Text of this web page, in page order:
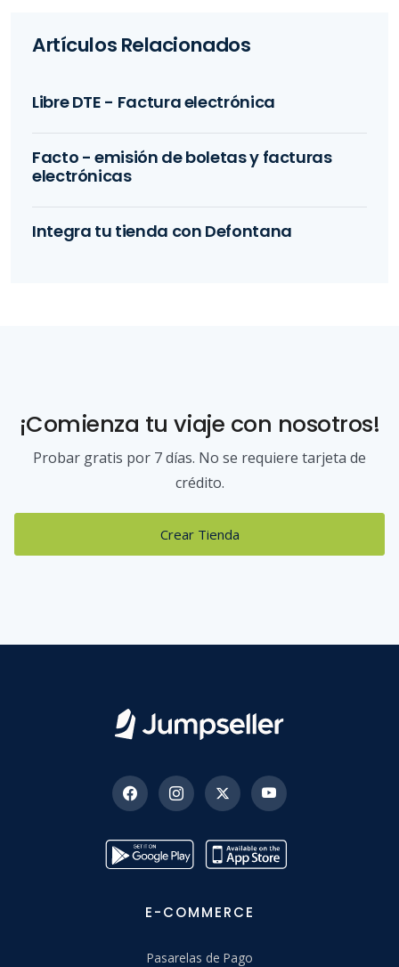
Artículos Relacionados
Libre DTE - Factura electrónica
Facto - emisión de boletas y facturas
electrónicas
Integra tu tienda con Defontana
¡Comienza tu viaje con nosotros!
Probar gratis por 7 días. No se requiere tarjeta de
crédito.
Crear Tienda
E-COMMERCE
Pasarelas de Pago